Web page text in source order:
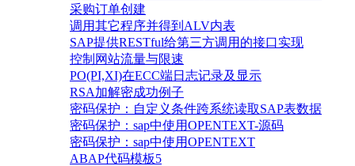
采购订单创建
调用其它程序并得到ALV内表
SAP提供RESTful给第三方调用的接口实现
控制网站流量与限速
PO(PI,XI)在ECC端日志记录及显示
RSA加解密成功例子
密码保护：自定义条件跨系统读取SAP表数据
密码保护：sap中使用OPENTEXT-源码
密码保护：sap中使用OPENTEXT
ABAP代码模板5